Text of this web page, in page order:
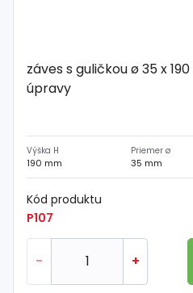
záves s guličkou ø 35 x
úpravy
Výška H
190 mm
Priemer ø
35 mm
Kód produktu
P107
- +